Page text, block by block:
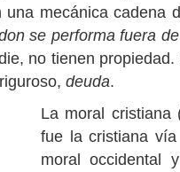
mecánica
se performa fuera
no tienen
deuda.
La moral cristiana
fue la cristiana
moral occidental